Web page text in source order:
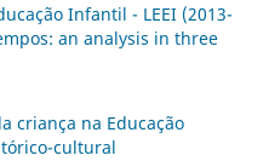
Infantil - LEEI (2013-
an analysis in three
criança na Educação
cultural